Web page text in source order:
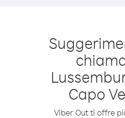
Capo
Viber Out ti offre